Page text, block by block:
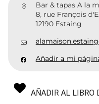
Bar & tapas A la
8, rue François
12190 Estaing
Añadir a mi
AÑADIR AL LIBRO